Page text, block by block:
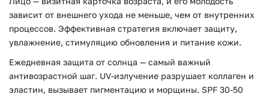
зависит от внешнего ухода не меньше, чем от внутренних
процессов. Эффективная стратегия включает защиту,
увлажнение, стимуляцию обновления и питание кожи.
Ежедневная защита от солнца — самый важный
антивозрастной шаг. UV-излучение разрушает коллаген и
эластин, вызывает пигментацию и морщины. SPF 30-50